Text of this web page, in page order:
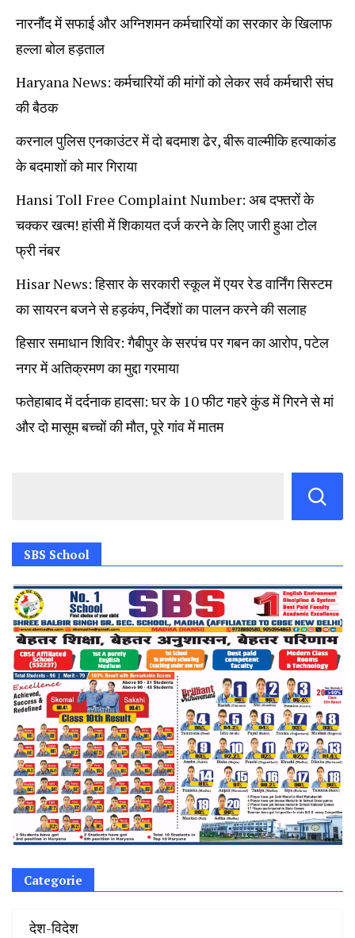
नारनौंद में सफाई और अग्निशमन कर्मचारियों का सरकार के खिलाफ
हल्ला बोल हड़ताल
Haryana News: कर्मचारियों की मांगों को लेकर सर्व कर्मचारी संघ
की बैठक
करनाल पुलिस एनकाउंटर में दो बदमाश ढेर, बीरू वाल्मीकि हत्याकांड
के बदमाशों को मार गिराया
Hansi Toll Free Complaint Number: अब दफ्तरों के
चक्कर खत्म! हांसी में शिकायत दर्ज करने के लिए जारी हुआ टोल
फ्री नंबर
Hisar News: हिसार के सरकारी स्कूल में एयर रेड वार्निंग सिस्टम
का सायरन बजने से हड़कंप, निर्देशों का पालन करने की सलाह
हिसार समाधान शिविर: गैबीपुर के सरपंच पर गबन का आरोप, पटेल
नगर में अतिक्रमण का मुद्दा गरमाया
फतेहाबाद में दर्दनाक हादसा: घर के 10 फीट गहरे कुंड में गिरने से मां
और दो मासूम बच्चों की मौत, पूरे गांव में मातम
SBS School
Categorie
‌ देश-विदेश